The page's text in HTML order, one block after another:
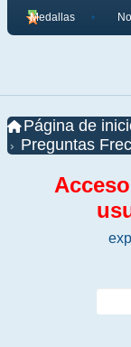
Medallas
Página de
Preguntas